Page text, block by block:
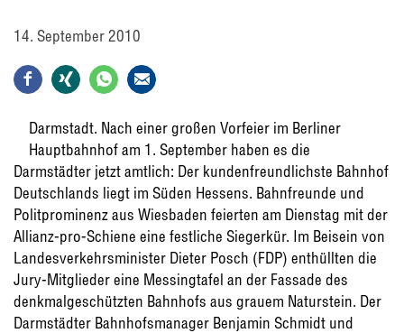
14. September 2010
Darmstadt. Nach einer großen Vorfeier im Berliner
Hauptbahnhof am 1. September haben es die
Darmstädter jetzt amtlich: Der kundenfreundlichste Bahnhof
Deutschlands liegt im Süden Hessens. Bahnfreunde und
Politprominenz aus Wiesbaden feierten am Dienstag mit der
Allianz-pro-Schiene eine festliche Siegerkür. Im Beisein von
Landesverkehrsminister Dieter Posch (FDP) enthüllten die
Jury-Mitglieder eine Messingtafel an der Fassade des
denkmalgeschützten Bahnhofs aus grauem Naturstein. Der
Darmstädter Bahnhofsmanager Benjamin Schmidt und